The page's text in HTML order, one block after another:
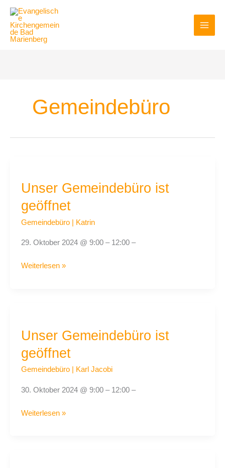
Inhalt
springen
Gemeindebüro
Unser Gemeindebüro ist
geöffnet
Gemeindebüro| Katrin
29. Oktober 2024 @ 9:00 – 12:00 –
ist
Weiterlesen »
Unser Gemeindebüro ist
geöffnet
Gemeindebüro| Karl Jacobi
30. Oktober 2024 @ 9:00 – 12:00 –
ist
Weiterlesen »